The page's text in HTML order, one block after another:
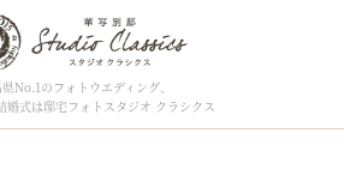
No.1のフォトウエディング、
婚式は邸宅フォトスタジオ クラシクス